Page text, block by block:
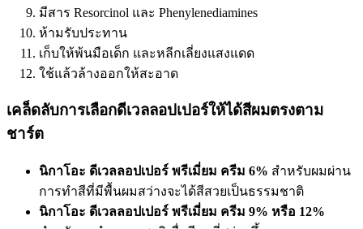
มีสาร Resorcinol และ Phenylenediamines
ห้ามรับประทาน
เก็บให้พ้นมือเด็ก และหลีกเลี่ยงแสงแดด
ใช้แล้วล้างออกให้สะอาด
เคล็ดลับการเลือกดีเวลลอปเปอร์ให้ได้สีผมตรงตาม
ชาร์ต
นิกาโอะ ดีเวลลอปเปอร์ พรีเมี่ยม ครีม 6% สำหรับผมผ่าน
การทำสีที่มีพื้นผมสว่างจะได้สีสวยเป็นธรรมชาติ
นิกาโอะ ดีเวลลอปเปอร์ พรีเมี่ยม ครีม 9% หรือ 12%